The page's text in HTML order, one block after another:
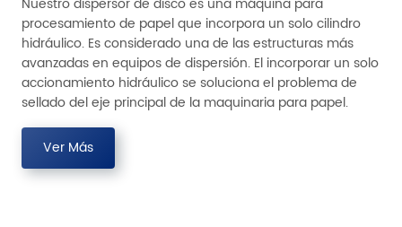
procesamiento de papel que incorpora un solo cilindro
hidráulico. Es considerado una de las estructuras más
avanzadas en equipos de dispersión. El incorporar un solo
accionamiento hidráulico se soluciona el problema de
sellado del eje principal de la maquinaria para papel.
Ver Más